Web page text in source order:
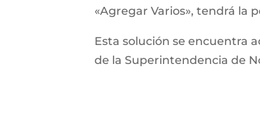
«Agregar Varios», tendrá la
Esta solución se encuentra
de la Superintendencia de